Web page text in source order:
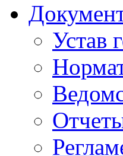
Устав